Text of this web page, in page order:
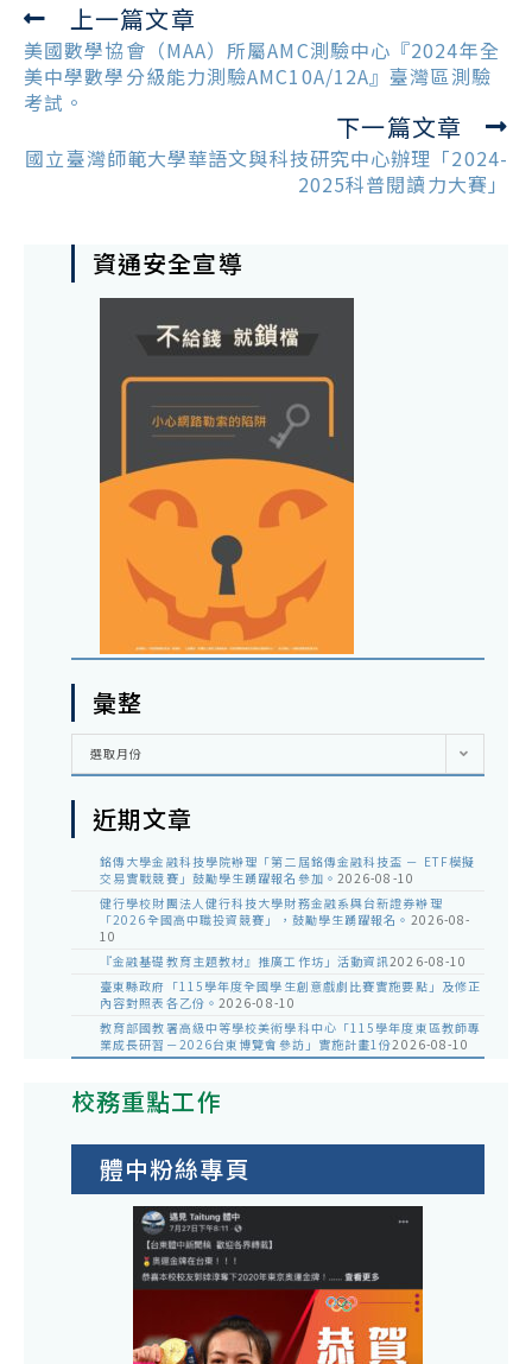
Read
more
articles
上一篇文章
美國數學協會（MAA）所屬AMC測驗中心『2024年全
美中學數學分級能力測驗AMC10A/12A』臺灣區測驗
考試。
下一篇文章
國立臺灣師範大學華語文與科技研究中心辦理「2024-
2025科普閱讀力大賽」
資通安全宣導
彙整
彙
選取月份
近期文章
銘傳大學金融科技學院辦理「第二屆銘傳金融科技盃 － ETF模擬
交易實戰競賽」鼓勵學生踴躍報名參加。 2026-08-10
健行學校財團法人健行科技大學財務金融系與台新證券辦理
「2026全國高中職投資競賽」，鼓勵學生踴躍報名。 2026-08-
10
『金融基礎教育主題教材』推廣工作坊」活動資訊2026-08-10
臺東縣政府「115學年度全國學生創意戲劇比賽實施要點」及修正
內容對照表各乙份。 2026-08-10
教育部國教署高級中等學校美術學科中心「115學年度東區教師專
業成長研習－2026台東博覽會參訪」實施計畫1份2026-08-10
校務重點工作
體中粉絲專頁